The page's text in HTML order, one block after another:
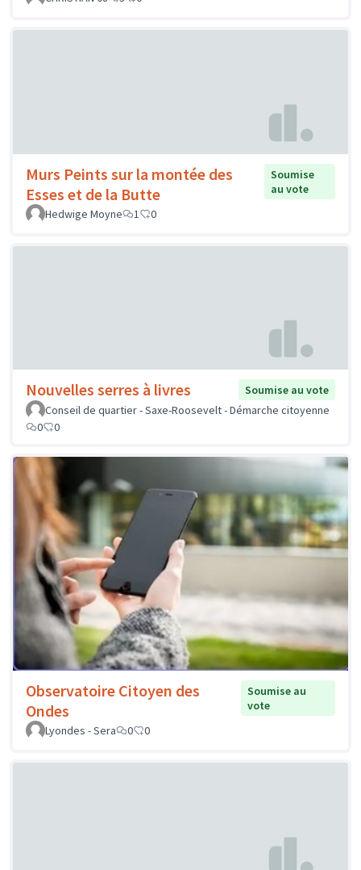
Murs Peints sur la montée des
Esses et de la Butte
Soumise
au vote
Hedwige Moyne
1 0
Nouvelles serres à livres
Soumise au vote
Conseil de quartier - Saxe-Roosevelt - Démarche citoyenne
0
0
Observatoire Citoyen des
Ondes
Soumise au
vote
Lyondes - Sera
0 0